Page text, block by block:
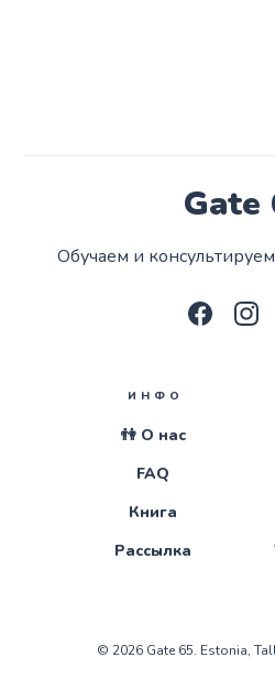
Gate
Обучаем и
ИНФО
👫 О нас
FAQ
Книга
Рассылка
© 2026 Gate 65. Estonia,